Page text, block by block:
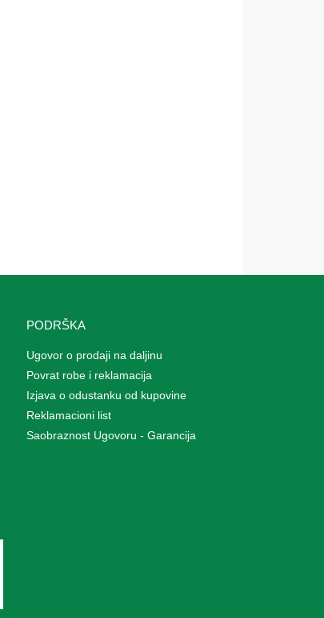
PODRŠKA
Ugovor o prodaji na daljinu
Povrat robe i reklamacija
Izjava o odustanku od kupovine
Reklamacioni list
Saobraznost Ugovoru - Garancija